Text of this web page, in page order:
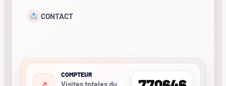
CONTACT
COMPTEUR
Visites totales du